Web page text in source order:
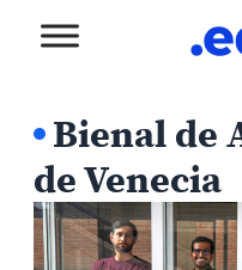
Bienal de
de Venecia